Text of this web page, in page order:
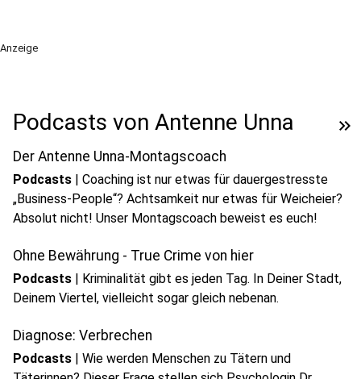
Anzeige
Podcasts von Antenne Unna keyboard_double_arrow_right
Der Antenne Unna-Montagscoach
Podcasts | Coaching ist nur etwas für dauergestresste
„Business-People“? Achtsamkeit nur etwas für Weicheier?
Absolut nicht! Unser Montagscoach beweist es euch!
Ohne Bewährung - True Crime von hier
Podcasts | Kriminalität gibt es jeden Tag. In Deiner Stadt,
Deinem Viertel, vielleicht sogar gleich nebenan.
Diagnose: Verbrechen
Podcasts | Wie werden Menschen zu Tätern und